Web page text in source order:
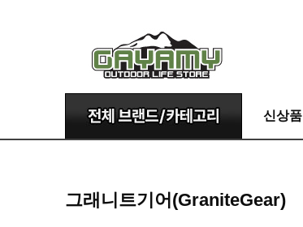
신상품
그래니트기어(GraniteGear)